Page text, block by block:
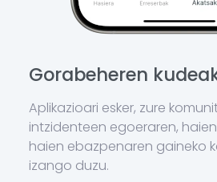
Gorabeheren
Aplikazioari esker, zure
intzidenteen egoeraren,
haien ebazpenaren gaineko
izango duzu.